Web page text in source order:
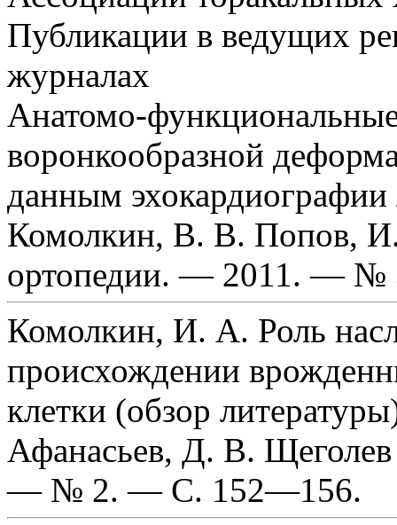
Публикации в ведущих
журналах
Анатомо-
воронкообразной
данным
Комолкин, В. В. Попов,
ортопедии. — 2011. —
Комолкин, И. А. Роль
происхождении
клетки (обзор
Афанасьев, Д. В.
— № 2. — С. 152—156.